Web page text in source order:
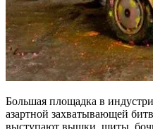
Большая площадка в
азартной захватывающей
выступают вышки, щиты,